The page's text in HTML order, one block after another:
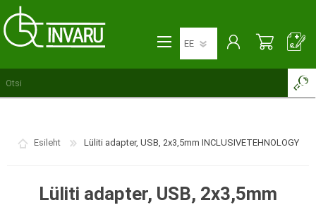
Esileht Lüliti adapter, USB, 2x3,5mm INCLUSIVETEHNOLOGY
Lüliti adapter, USB, 2x3,5mm